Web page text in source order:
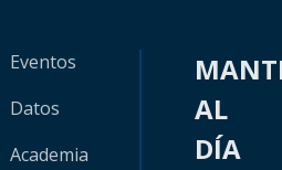
Eventos
Datos
Academia
AL
DÍA